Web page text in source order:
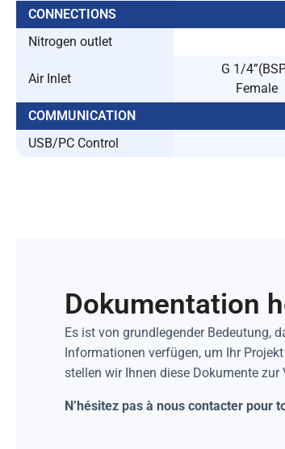
CONNECTIONS
Nitrogen outlet
Air Inlet
G 1/
Female
COMMUNICATION
USB/PC Control
Dokumentation
Es ist von grundlegender Bedeutung,
Informationen verfügen, um Ihr
stellen wir Ihnen diese Dokumente zur
N’hésitez pas à nous contacter pour